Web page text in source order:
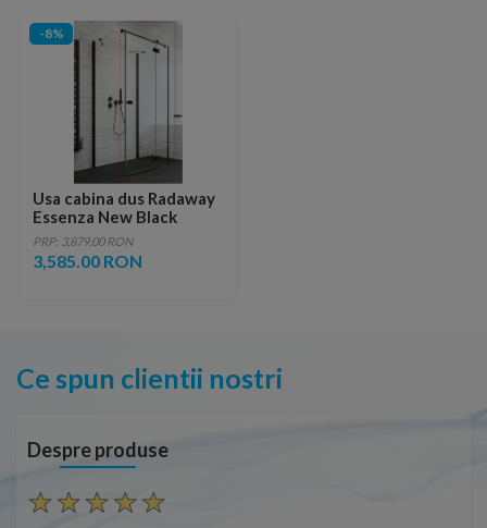
-8%
Usa cabina dus Radaway
Essenza New Black
KDJ+S 120 x H200 cm,
profil negru mat, dreapta
PRP: 3,879.00 RON
3,585.00 RON
Ce spun clientii nostri
Despre produse